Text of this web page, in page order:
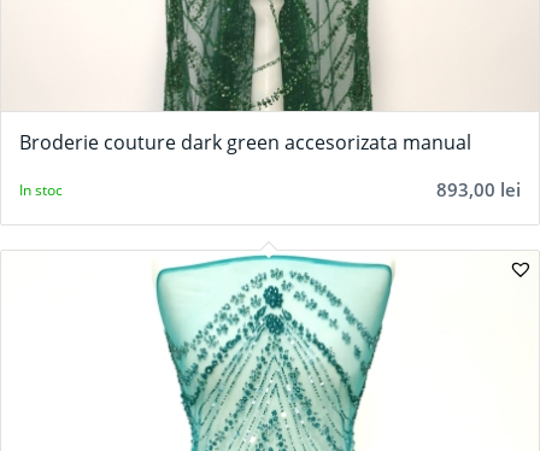
Broderie couture dark green accesorizata manual
893,00 lei
In stoc